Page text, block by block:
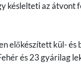
késlelteti az
előkészített kül- és
és 23 gyárilag